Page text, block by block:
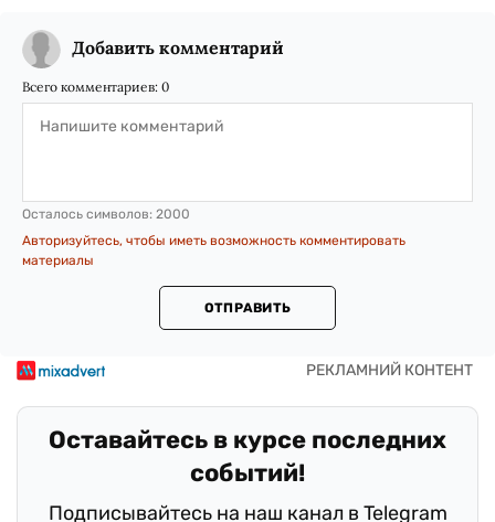
Добавить комментарий
Всего комментариев: 0
Осталось символов: 2000
Авторизуйтесь, чтобы иметь возможность комментировать
материалы
ОТПРАВИТЬ
Оставайтесь в курсе последних
событий!
Подписывайтесь на наш канал в Telegram